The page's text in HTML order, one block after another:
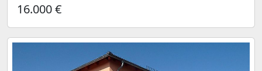
16.000 €